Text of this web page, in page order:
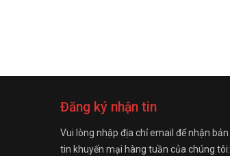
Đăng ký nhận tin
Vui lòng nhập địa chỉ email để nhận bản
tin khuyến mại hàng tuần của chúng tôi: